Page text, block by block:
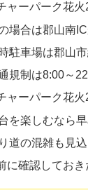
ャーパーク花
場合は郡山南
駐車場は郡山
規制は8:00～
ャーパーク花
を楽しむなら
道の混雑も見
に確認してお